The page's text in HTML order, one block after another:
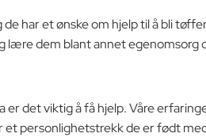
har et ønske om hjelp til å bli
lære dem blant annet egenomsorg
det viktig å få hjelp. Våre
et personlighetstrekk de er født